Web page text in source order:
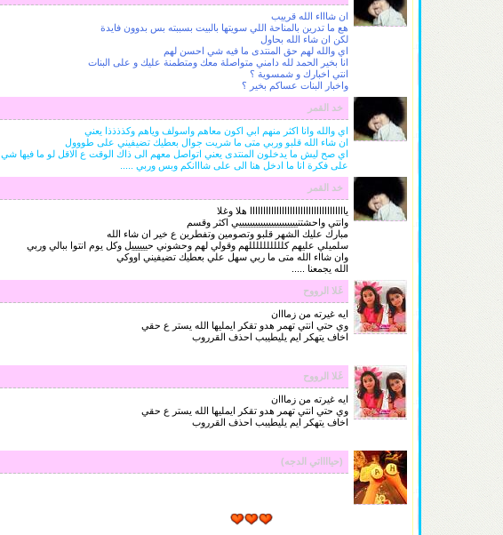
ان شاااء الله قرييب
هع ما تدرين بالمناحة اللي سويتها بالبيت بسببته بس بدوون فايدة
لكن ان شاء الله بحاول
اي والله لهم حق المنتدى ما فيه شي احسن لهم
انا بخير الحمد لله دامني متواصلة معك ومتطمنة عليك و على البنات
انتي اخبارك و شمسوية ؟
واخبار البنات عساكم بخير ؟
خد القمر
اي والله وانا اكثر منهم ابي اكون معاهم واسولف وياهم وكذذذذا يعني
ان شاء الله قلبو وربي متى ما شريت جوال بعطيك تضيفيني على طووول
اي صح ليش ما يدخلون المنتدى يعني اتواصل معهم الى ذاك الوقت ع الاقل لو ما فيها شي
على فكرة انا ما ادخل هنا الى على شااانكم وبس وربي .....
خد القمر
ياااااااااااااااااااااااااااااااااااا هلا وغلا
وانتي واحشتنييييييييييييييييييييييي اكثر وقسم
مبارك عليك الشهر قلبو وتصومين وتفطرين ع خير ان شاء الله
سلميلي عليهم كللللللللللهم وقولي لهم وحشوني حييييييل وكل يوم انتوا ببالي وربي
وان شااء الله متى ما ربي سهل علي بعطيك تضيفيني اووكي
الله يجمعنا .....
غَلا الرووح
ايه غيرته من زمااان
وي حتي انتي تهمر هدو تقكر ايمليها الله يستر ع حقي
اخاف يتهكر ايم يليطيبب احذف القرروب
غَلا الرووح
ايه غيرته من زمااان
وي حتي انتي تهمر هدو تقكر ايمليها الله يستر ع حقي
اخاف يتهكر ايم يليطيبب احذف القرروب
(حيااااتي الدجه)
آن أسميگ سعآدتيَ